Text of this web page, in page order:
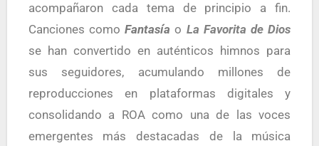
acompañaron cada tema de principio a fin.
Canciones comoFantasía o La Favorita de Dios
se han convertido en auténticos himnos para
sus seguidores, acumulando millones de
reproducciones en plataformas digitales y
consolidando a ROA como una de las voces
emergentes más destacadas de la música